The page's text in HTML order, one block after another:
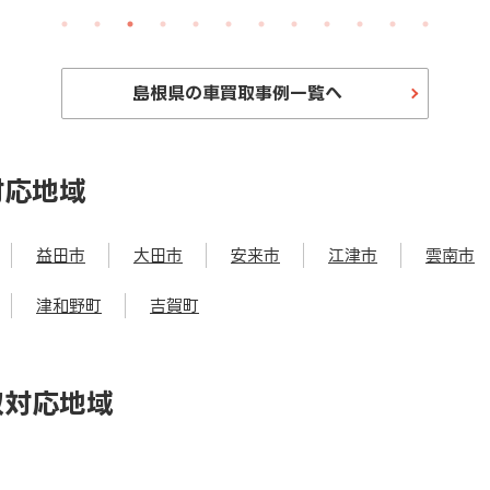
島根県の車買取事例一覧へ
地域
益田市 大田市 安来市 江津市 雲南市
津和野町 吉賀町
応地域